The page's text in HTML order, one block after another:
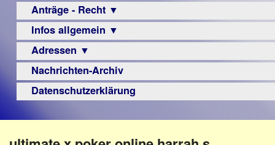
Veranstaltungsprogramme
Anträge - Recht ▼
Archiv
Urteile
Infos allgemein ▼
Sehbehinderung
Frühförderung
Schule
–
Beruf
Adressen ▼
Augenoptiker
Berufsbildungswerke
Nachrichten-Archiv
Datenschutzerklärung